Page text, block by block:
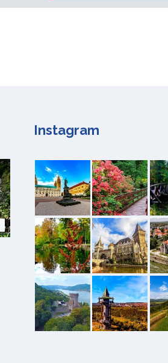
Instagram